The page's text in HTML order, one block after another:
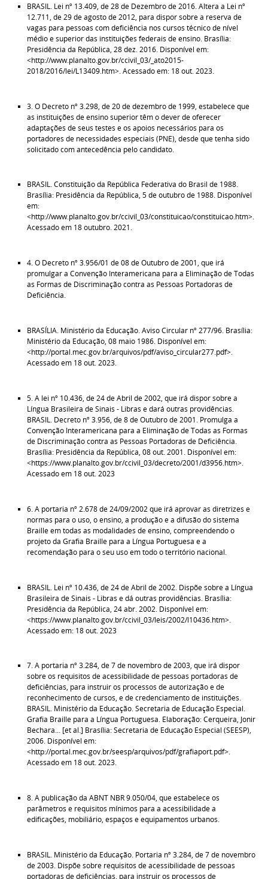
BRASIL. Lei nº 13.409, de 28 de Dezembro de 2016. Altera a Lei nº
12.711, de 29 de agosto de 2012, para dispor sobre a reserva de
vagas para pessoas com deficiência nos cursos técnico de nível
médio e superior das instituições federais de ensino. Brasília:
Presidência da República, 28 dez. 2016. Disponível em:
<http://www.planalto.gov.br/ccivil_03/_ato2015-
2018/2016/lei/L13409.htm>. Acessado em: 18 out. 2023.
3. O Decreto nº 3.298, de 20 de dezembro de 1999, estabelece que
as instituições de ensino superior têm o dever de oferecer
adaptações de seus testes e os apoios necessários para os
portadores de necessidades especiais (PNE), desde que tenha sido
solicitado com antecedência pelo candidato.
BRASIL. Constituição da República Federativa do Brasil de 1988.
Brasília: Presidência da República, 5 de outubro de 1988. Disponível
em:
<http://www.planalto.gov.br/ccivil_03/constituicao/constituicao.htm>.
Acessado em 18 outubro. 2021.
4. O Decreto nº 3.956/01 de 08 de Outubro de 2001, que irá
promulgar a Convenção Interamericana para a Eliminação de Todas
as Formas de Discriminação contra as Pessoas Portadoras de
Deficiência.
BRASÍLIA. Ministério da Educação. Aviso Circular nº 277/96. Brasília:
Ministério da Educação, 08 maio 1986. Disponível em:
<http://portal.mec.gov.br/arquivos/pdf/aviso_circular277.pdf>.
Acessado em 18 out. 2023.
5. A lei nº 10.436, de 24 de Abril de 2002, que irá dispor sobre a
Língua Brasileira de Sinais - Libras e dará outras providências.
BRASIL. Decreto nº 3.956, de 8 de Outubro de 2001. Promulga a
Convenção Interamericana para a Eliminação de Todas as Formas
de Discriminação contra as Pessoas Portadoras de Deficiência.
Brasília: Presidência da República, 08 out. 2001. Disponível em:
<https://www.planalto.gov.br/ccivil_03/decreto/2001/d3956.htm>.
Acessado em 18 out. 2023
6. A portaria nº 2.678 de 24/09/2002 que irá aprovar as diretrizes e
normas para o uso, o ensino, a produção e a difusão do sistema
Braille em todas as modalidades de ensino, compreendendo o
projeto da Grafia Braille para a Língua Portuguesa e a
recomendação para o seu uso em todo o território nacional.
BRASIL. Lei nº 10.436, de 24 de Abril de 2002. Dispõe sobre a Língua
Brasileira de Sinais - Libras e dá outras providências. Brasília:
Presidência da República, 24 abr. 2002. Disponível em:
<https://www.planalto.gov.br/ccivil_03/leis/2002/l10436.htm>.
Acessado em: 18 out. 2023
7. A portaria nº 3.284, de 7 de novembro de 2003, que irá dispor
sobre os requisitos de acessibilidade de pessoas portadoras de
deficiências, para instruir os processos de autorização e de
reconhecimento de cursos, e de credenciamento de instituições.
BRASIL. Ministério da Educação. Secretaria de Educação Especial.
Grafia Braille para a Língua Portuguesa. Elaboração: Cerqueira, Jonir
Bechara... [et al.] Brasília: Secretaria de Educação Especial (SEESP),
2006. Disponível em:
<http://portal.mec.gov.br/seesp/arquivos/pdf/grafiaport.pdf>.
Acessado em 18 out. 2023.
8. A publicação da ABNT NBR 9.050/04, que estabelece os
parâmetros e requisitos mínimos para a acessibilidade a
edificações, mobiliário, espaços e equipamentos urbanos.
BRASIL. Ministério da Educação. Portaria nº 3.284, de 7 de novembro
de 2003. Dispõe sobre requisitos de acessibilidade de pessoas
portadoras de deficiências, para instruir os processos de